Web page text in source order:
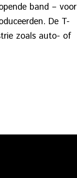
band – voor
De T-
zoals auto- of